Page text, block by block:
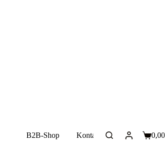
B2B-Shop Kontakt 0,00